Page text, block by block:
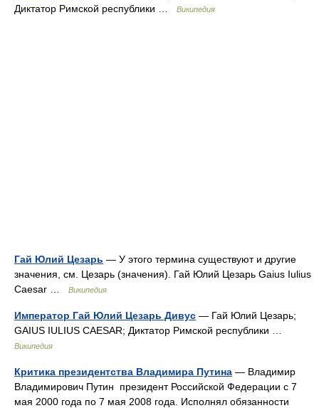
Диктатор Римской республики …
Википедия
Гай Юлий Цезарь — У этого термина существуют и другие
значения, см. Цезарь (значения). Гай Юлий Цезарь Gaius Iulius
Caesar …
Википедия
Император Гай Юлий Цезарь Дивус — Гай Юлий Цезарь;
GAIUS IULIUS CAESAR; Диктатор Римской республики …
Википедия
Критика президентства Владимира Путина — Владимир
Владимирович Путин президент Российской Федерации с 7
мая 2000 года по 7 мая 2008 года. Исполнял обязанности